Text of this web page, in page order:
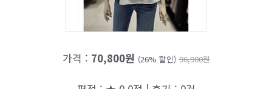
가격 : 70,800원 (26% 할인) 96,900원